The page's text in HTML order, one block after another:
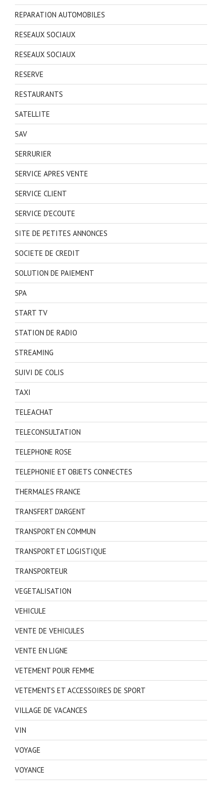
REPARATION AUTOMOBILES
RESEAUX SOCIAUX
RESEAUX SOCIAUX
RESERVE
RESTAURANTS
SATELLITE
SAV
SERRURIER
SERVICE APRES VENTE
SERVICE CLIENT
SERVICE D'ECOUTE
SITE DE PETITES ANNONCES
SOCIETE DE CREDIT
SOLUTION DE PAIEMENT
SPA
START TV
STATION DE RADIO
STREAMING
SUIVI DE COLIS
TAXI
TELEACHAT
TELECONSULTATION
TELEPHONE ROSE
TELEPHONIE ET OBJETS CONNECTES
THERMALES FRANCE
TRANSFERT D'ARGENT
TRANSPORT EN COMMUN
TRANSPORT ET LOGISTIQUE
TRANSPORTEUR
VEGETALISATION
VEHICULE
VENTE DE VEHICULES
VENTE EN LIGNE
VETEMENT POUR FEMME
VETEMENTS ET ACCESSOIRES DE SPORT
VILLAGE DE VACANCES
VIN
VOYAGE
VOYANCE